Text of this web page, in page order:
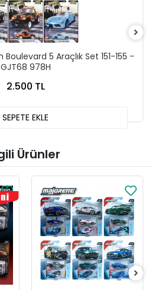
5 Araçlık Set 151-155 -
GJT68 978H
2.500 TL
SEPETE EKLE
Ürünler